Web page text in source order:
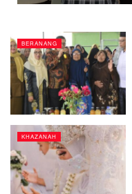
BERANANG
KHAZANAH